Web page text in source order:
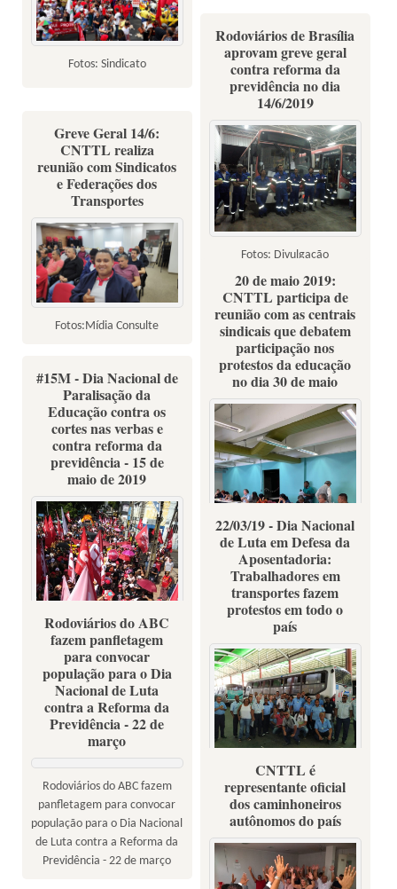
Fotos: Sindicato
Rodoviários de Brasília
aprovam greve geral
contra reforma da
previdência no dia
14/6/2019
Fotos: Divulgação
Greve Geral 14/6:
CNTTL realiza
reunião com Sindicatos
e Federações dos
Transportes
Fotos:Mídia Consulte
20 de maio 2019:
CNTTL participa de
reunião com as centrais
sindicais que debatem
participação nos
protestos da educação
no dia 30 de maio
20 de maio de 2019- sede do
Dieese
#15M - Dia Nacional de
Paralisação da
Educação contra os
cortes nas verbas e
contra reforma da
previdência - 15 de
maio de 2019
Fotos: sindicatos e
movimentos sociais
22/03/19 - Dia Nacional
de Luta em Defesa da
Aposentadoria:
Trabalhadores em
transportes fazem
protestos em todo o
país
Fotos: Divulgação
Rodoviários do ABC
fazem panfletagem
para convocar
população para o Dia
Nacional de Luta
contra a Reforma da
Previdência - 22 de
março
Rodoviários do ABC fazem
panfletagem para convocar
população para o Dia Nacional
de Luta contra a Reforma da
Previdência - 22 de março
CNTTL é
representante oficial
dos caminhoneiros
autônomos do país